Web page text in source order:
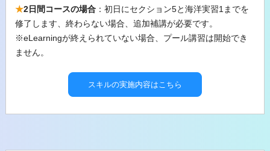
★2日間コースの場合：初日にセクション5と海洋実習1までを
修了します、終わらない場合、追加補講が必要です。
※eLearningが終えられていない場合、プール講習は開始でき
ません。
スキルの実施内容はこちら